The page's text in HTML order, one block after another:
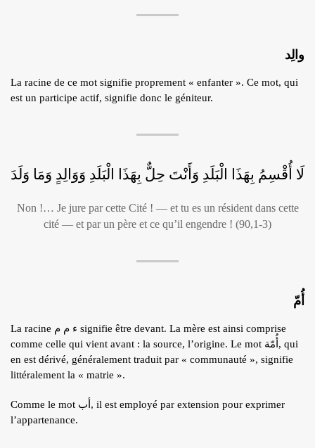
والِد
La racine de ce mot signifie proprement « enfanter ». Ce mot, qui
est un participe actif, signifie donc le géniteur.
لَا أُقْسِمُ بِهَذَا الْبَلَدِ وَأَنْتَ حِلٌّ بِهَذَا الْبَلَدِ وَوَالِدٍ وَمَا وَلَدَ
Non !… Je jure par cette Cité ! — et tu es un résident dans cette
cité — et par un père et ce qu’il engendre ! (90,1-3)
أُمّ
La racine ء م م signifie être devant. La mère est ainsi comprise
comme celle qui vient avant : la source, l’origine. Le mot أُمّة, qui
en est dérivé, généralement traduit par « communauté », signifie
littéralement la « matrie ».
Comme le mot أب, il est employé par extension pour exprimer
l’appartenance.